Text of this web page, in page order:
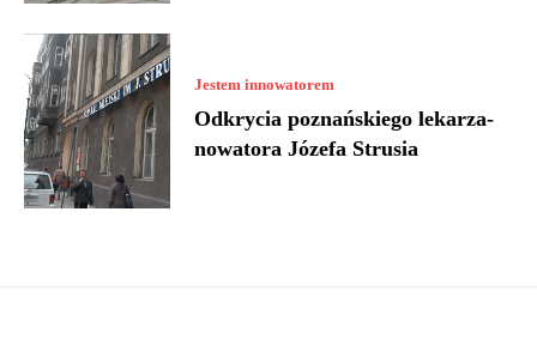
Jestem innowatorem
Odkrycia poznańskiego lekarza-
nowatora Józefa Strusia